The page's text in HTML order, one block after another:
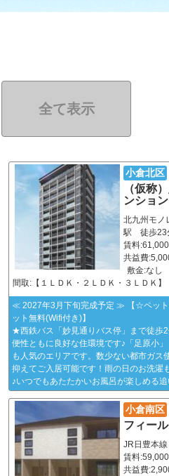
全て表示
小倉北区
（仮称
ンション
北九州モ
駅 徒歩23
賃料
共益費
敷金:なし
間取:【１ＬＤＫ・２ＬＤＫ・３ＬＤＫ】
≪ 2027年3月下旬完成予定 ≫ 【☆ペット
ット無料(Wifi付き)】
★西鉄バス「妙見通りバス停」まで徒歩
便性ともに良好な住環境です♪「足原小
も人気のエリアです。数少ない都市ガス
抑えてご入居可能です！雨の日のお洗濯
♪いつでもあたたかいお風呂が楽しめる
小倉南区
フィー
JR日豊本
賃料
共益費